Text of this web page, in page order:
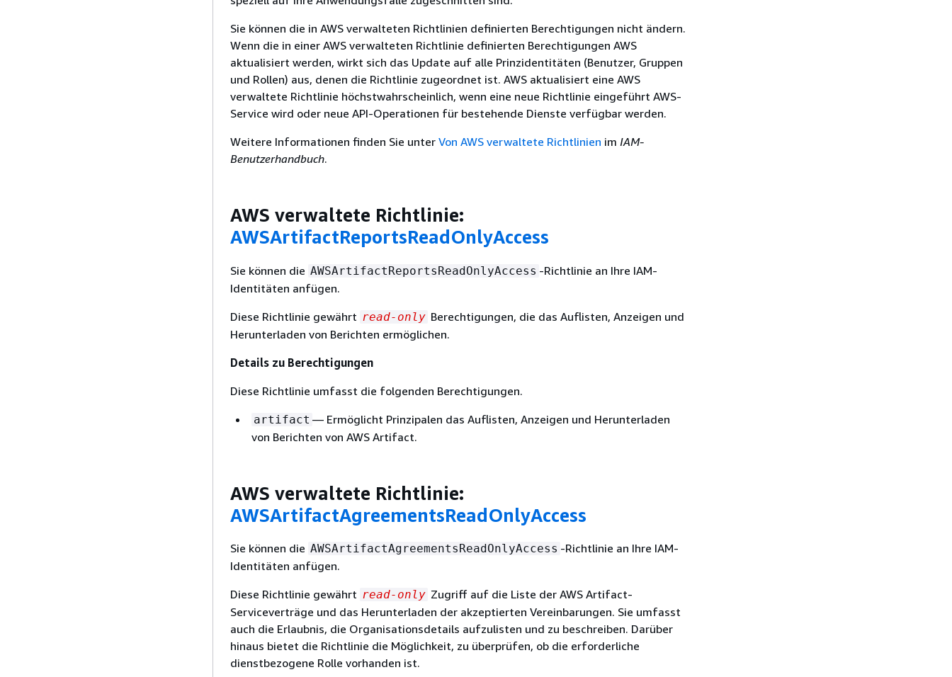
Sie können die in AWS verwalteten Richtlinien definierten Berechtigungen nicht ändern.
Wenn die in einer AWS verwalteten Richtlinie definierten Berechtigungen AWS
aktualisiert werden, wirkt sich das Update auf alle Prinzidentitäten (Benutzer, Gruppen
und Rollen) aus, denen die Richtlinie zugeordnet ist. AWS aktualisiert eine AWS
verwaltete Richtlinie höchstwahrscheinlich, wenn eine neue Richtlinie eingeführt AWS-
Service wird oder neue API-Operationen für bestehende Dienste verfügbar werden.
Weitere Informationen finden Sie unter Von AWS verwaltete Richtlinien im IAM-
Benutzerhandbuch.
AWS verwaltete Richtlinie:
AWSArtifactReportsReadOnlyAccess
Sie können die AWSArtifactReportsReadOnlyAccess -Richtlinie an Ihre IAM-
Identitäten anfügen.
Diese Richtlinie gewährt read-only Berechtigungen, die das Auflisten, Anzeigen und
Herunterladen von Berichten ermöglichen.
Details zu Berechtigungen
Diese Richtlinie umfasst die folgenden Berechtigungen.
artifact — Ermöglicht Prinzipalen das Auflisten, Anzeigen und Herunterladen
von Berichten von AWS Artifact.
AWS verwaltete Richtlinie:
AWSArtifactAgreementsReadOnlyAccess
Sie können die AWSArtifactAgreementsReadOnlyAccess -Richtlinie an Ihre IAM-
Identitäten anfügen.
Diese Richtlinie gewährt read-only Zugriff auf die Liste der AWS Artifact-
Serviceverträge und das Herunterladen der akzeptierten Vereinbarungen. Sie umfasst
auch die Erlaubnis, die Organisationsdetails aufzulisten und zu beschreiben. Darüber
hinaus bietet die Richtlinie die Möglichkeit, zu überprüfen, ob die erforderliche
dienstbezogene Rolle vorhanden ist.